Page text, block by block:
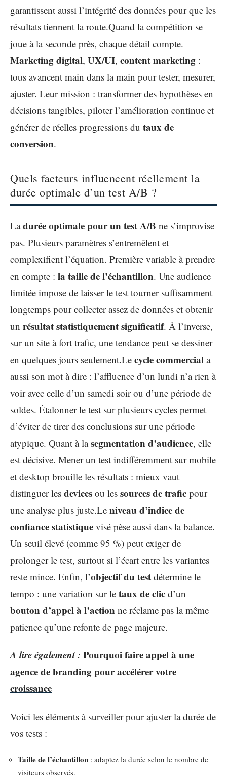
garantissent aussi l’intégrité des données pour que les
résultats tiennent la route.Quand la compétition se
joue à la seconde près, chaque détail compte.
Marketing digital, UX/UI, content marketing :
tous avancent main dans la main pour tester, mesurer,
ajuster. Leur mission : transformer des hypothèses en
décisions tangibles, piloter l’amélioration continue et
générer de réelles progressions du taux de
conversion.
Quels facteurs influencent réellement la
durée optimale d’un test A/B ?
Ladurée optimale pour un test A/B ne s’improvise
pas. Plusieurs paramètres s’entremêlent et
complexifient l’équation. Première variable à prendre
en compte : la taille de l’échantillon. Une audience
limitée impose de laisser le test tourner suffisamment
longtemps pour collecter assez de données et obtenir
un résultat statistiquement significatif. À l’inverse,
sur un site à fort trafic, une tendance peut se dessiner
en quelques jours seulement.Le cycle commercial a
aussi son mot à dire : l’affluence d’un lundi n’a rien à
voir avec celle d’un samedi soir ou d’une période de
soldes. Étalonner le test sur plusieurs cycles permet
d’éviter de tirer des conclusions sur une période
atypique. Quant à lasegmentation d’audience, elle
est décisive. Mener un test indifféremment sur mobile
et desktop brouille les résultats : mieux vaut
distinguer les devices ou les sources de trafic pour
une analyse plus juste.Le niveau d’indice de
confiance statistique visé pèse aussi dans la balance.
Un seuil élevé (comme 95 %) peut exiger de
prolonger le test, surtout si l’écart entre les variantes
reste mince. Enfin, l’objectif du test détermine le
tempo : une variation sur le taux de clic d’un
bouton d’appel à l’action ne réclame pas la même
patience qu’une refonte de page majeure.
A lire également : Pourquoi faire appel à une
agence de branding pour accélérer votre
croissance
Voici les éléments à surveiller pour ajuster la durée de
vos tests :
Taille de l’échantillon : adaptez la durée selon le nombre de
visiteurs observés.